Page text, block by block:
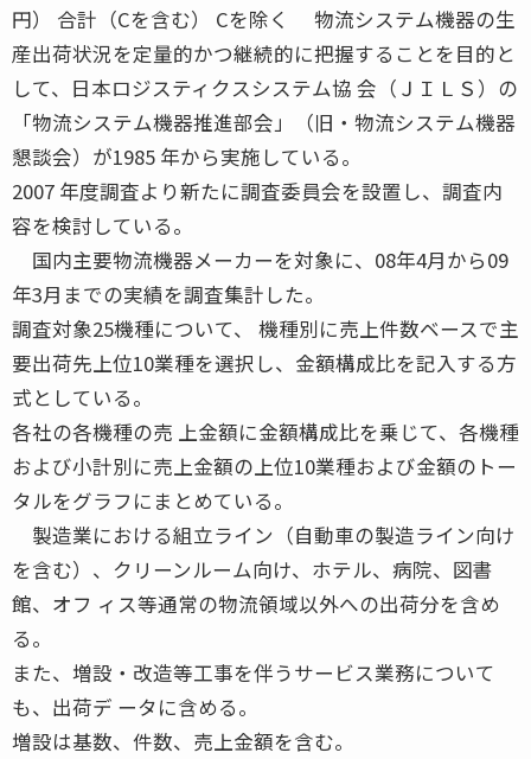
円） 合計（Cを含む） Cを除く 物流システム機器の生
産出荷状況を定量的かつ継続的に把握することを目的と
して、日本ロジスティクスシステム協 会（ＪＩＬＳ）の
「物流システム機器推進部会」（旧・物流システム機器
懇談会）が1985 年から実施している。
2007 年度調査より新たに調査委員会を設置し、調査内
容を検討している。
国内主要物流機器メーカーを対象に、08年4月から09
年3月までの実績を調査集計した。
調査対象25機種について、 機種別に売上件数ベースで主
要出荷先上位10業種を選択し、金額構成比を記入する方
式としている。
各社の各機種の売 上金額に金額構成比を乗じて、各機種
および小計別に売上金額の上位10業種および金額のトー
タルをグラフにまとめている。
製造業における組立ライン（自動車の製造ライン向け
を含む）、クリーンルーム向け、ホテル、病院、図書
館、オフ ィス等通常の物流領域以外への出荷分を含め
る。
また、増設・改造等工事を伴うサービス業務について
も、出荷デ ータに含める。
増設は基数、件数、売上金額を含む。